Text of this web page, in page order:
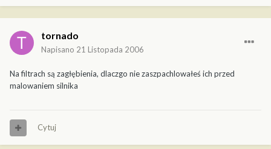
tornado
Napisano 21 Listopada 2006
Na filtrach są zagłębienia, dlaczgo nie zaszpachlowałeś ich przed
malowaniem silnika
Cytuj